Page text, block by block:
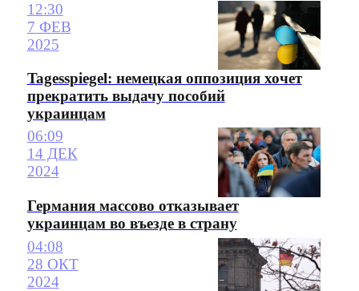
12:30
7 ФЕВ
2025
Tagesspiegel: немецкая оппозиция хочет
прекратить выдачу пособий
украинцам
06:09
14 ДЕК
2024
Германия массово отказывает
украинцам во въезде в страну
04:08
28 ОКТ
2024